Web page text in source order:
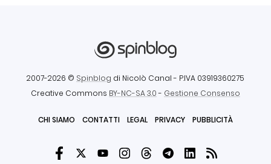
2007-2026 © Spinblog di Nicolò Canal - P.IVA 03919360275
Creative Commons BY-NC-SA 3.0- Gestione Consenso
CHI SIAMO CONTATTI LEGAL PRIVACY PUBBLICITÀ